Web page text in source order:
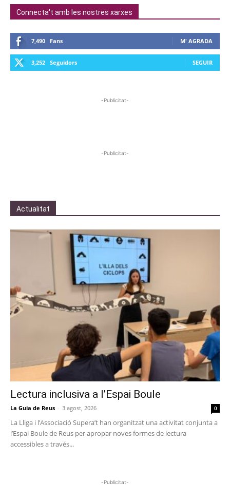
Connecta't amb les nostres xarxes
7,490 Fans M' AGRADA
3,252 Seguidors SEGUIR
-Publicitat-
-Publicitat-
Actualitat
Lectura inclusiva a l’Espai Boule
La Guia de Reus - 3 agost, 2026 0
La Lliga i l’Associació Supera’t han organitzat una activitat conjunta a
l’Espai Boule de Reus per apropar noves formes de lectura
accessibles a través...
-Publicitat-